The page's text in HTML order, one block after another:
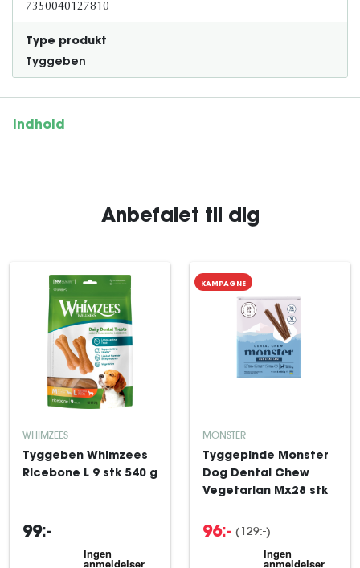
7350040127810
Type produkt
Tyggeben
Indhold
Anbefalet til dig
WHIMZEES
Tyggeben Whimzees
Ricebone L 9 stk 540 g
99:-
KAMPAGNE
MONSTER
Tyggepinde Monster
Dog Dental Chew
Vegetarian Mx28 stk
96:- (129:-)